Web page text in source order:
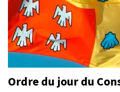
Ordre du jour du